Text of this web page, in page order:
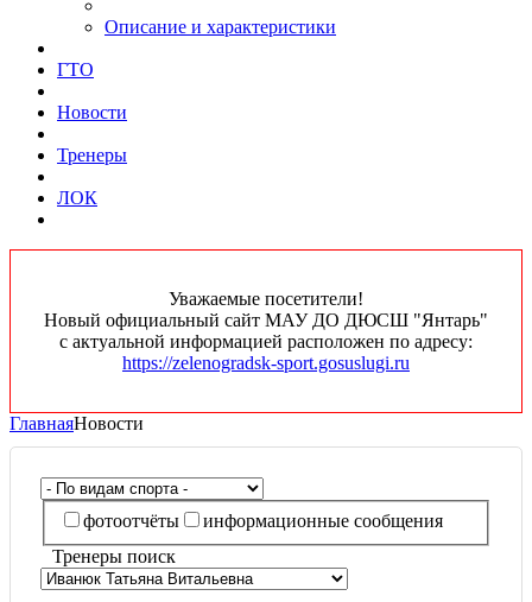
Описание и характеристики
ГТО
Новости
Тренеры
ЛОК
Уважаемые посетители!
Новый официальный сайт МАУ ДО ДЮСШ "Янтарь"
с актуальной информацией расположен по адресу:
https://zelenogradsk-sport.gosuslugi.ru
ГлавнаяНовости
фотоотчёты
информационные сообщения
Тренеры поиск